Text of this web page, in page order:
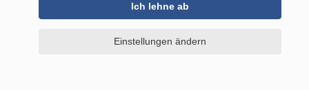
Ich lehne ab
Einstellungen ändern